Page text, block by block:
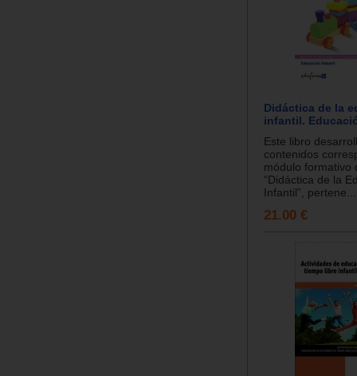
Didáctica de la
infantil.
Este libro
contenidos
módulo formativo
“Didáctica de la
Infantil”, pertene...
21.00 €